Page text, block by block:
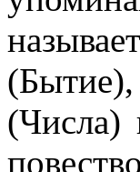
(Числа)